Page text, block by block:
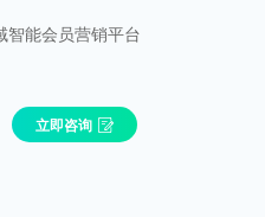
智能会员营销平台
立即咨询